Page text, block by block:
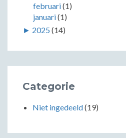
februari(1)
januari(1)
► 2025 (14)
Categorie
Niet ingedeeld(19)